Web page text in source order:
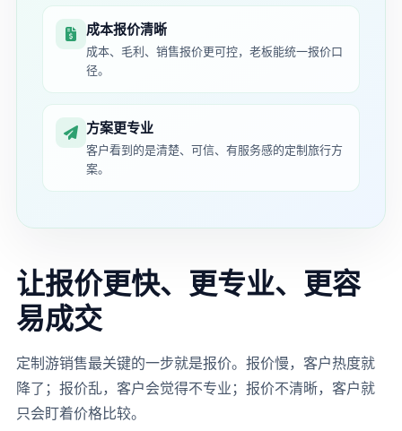
成本报价清晰
成本、毛利、销售报价更可控，老板能统一报价口
径。
方案更专业
客户看到的是清楚、可信、有服务感的定制旅行方
案。
让报价更快、更专业、更容
易成交
定制游销售最关键的一步就是报价。报价慢，客户热度就
降了；报价乱，客户会觉得不专业；报价不清晰，客户就
只会盯着价格比较。